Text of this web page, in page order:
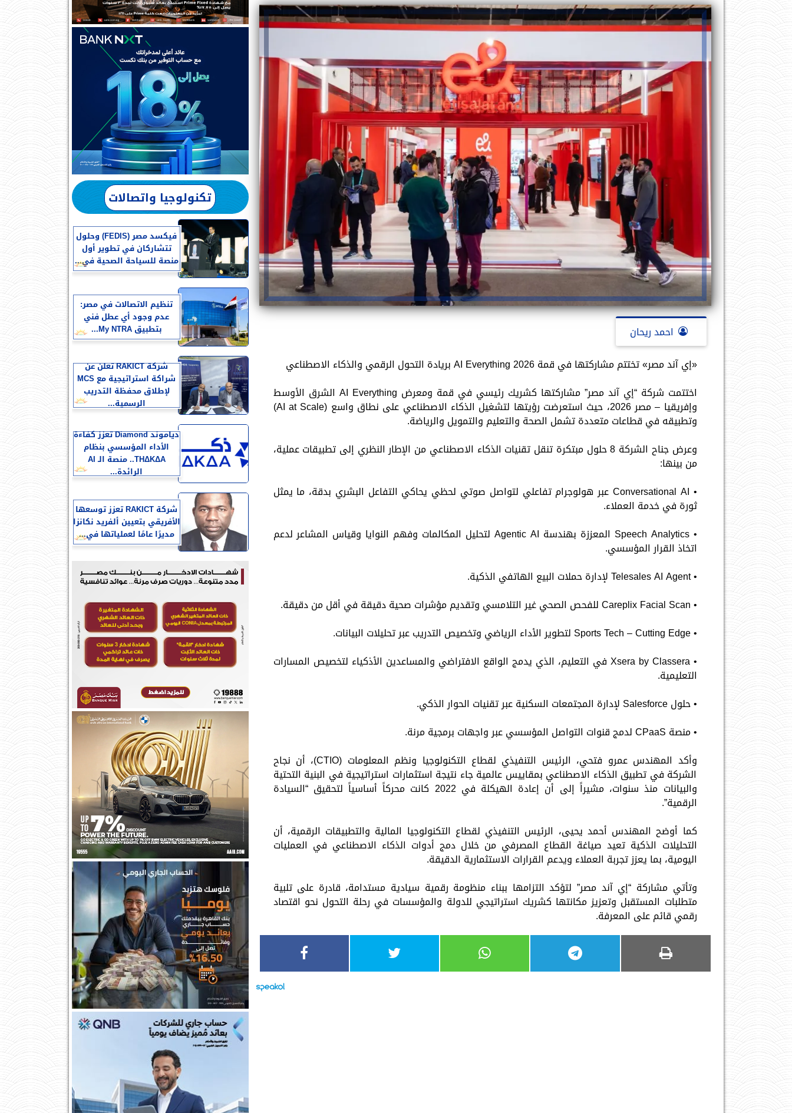
احمد ريحان
«إي آند مصر» تختتم مشاركتها في قمة AI Everything 2026 بريادة التحول الرقمي والذكاء الاصطناعي
اختتمت شركة “إي آند مصر” مشاركتها كشريك رئيسي في قمة ومعرض AI Everything الشرق الأوسط
وإفريقيا – مصر 2026، حيث استعرضت رؤيتها لتشغيل الذكاء الاصطناعي على نطاق واسع (AI at Scale)
وتطبيقه في قطاعات متعددة تشمل الصحة والتعليم والتمويل والرياضة.
وعرض جناح الشركة 8 حلول مبتكرة تنقل تقنيات الذكاء الاصطناعي من الإطار النظري إلى تطبيقات عملية،
من بينها:
• Conversational AI عبر هولوجرام تفاعلي لتواصل صوتي لحظي يحاكي التفاعل البشري بدقة، ما يمثل
ثورة في خدمة العملاء.
• Speech Analytics المعززة بهندسة Agentic AI لتحليل المكالمات وفهم النوايا وقياس المشاعر لدعم
اتخاذ القرار المؤسسي.
• Telesales AI Agent لإدارة حملات البيع الهاتفي الذكية.
• Careplix Facial Scan للفحص الصحي غير التلامسي وتقديم مؤشرات صحية دقيقة في أقل من دقيقة.
• Sports Tech – Cutting Edge لتطوير الأداء الرياضي وتخصيص التدريب عبر تحليلات البيانات.
• Xsera by Classera في التعليم، الذي يدمج الواقع الافتراضي والمساعدين الأذكياء لتخصيص المسارات
التعليمية.
• حلول Salesforce لإدارة المجتمعات السكنية عبر تقنيات الحوار الذكي.
• منصة CPaaS لدمج قنوات التواصل المؤسسي عبر واجهات برمجية مرنة.
وأكد المهندس عمرو فتحي، الرئيس التنفيذي لقطاع التكنولوجيا ونظم المعلومات (CTIO)، أن نجاح
الشركة في تطبيق الذكاء الاصطناعي بمقاييس عالمية جاء نتيجة استثمارات استراتيجية في البنية التحتية
والبيانات منذ سنوات، مشيراً إلى أن إعادة الهيكلة في 2022 كانت محركاً أساسياً لتحقيق “السيادة
الرقمية”.
كما أوضح المهندس أحمد يحيى، الرئيس التنفيذي لقطاع التكنولوجيا المالية والتطبيقات الرقمية، أن
التحليلات الذكية تعيد صياغة القطاع المصرفي من خلال دمج أدوات الذكاء الاصطناعي في العمليات
اليومية، بما يعزز تجربة العملاء ويدعم القرارات الاستثمارية الدقيقة.
وتأتي مشاركة “إي آند مصر” لتؤكد التزامها ببناء منظومة رقمية سيادية مستدامة، قادرة على تلبية
متطلبات المستقبل وتعزيز مكانتها كشريك استراتيجي للدولة والمؤسسات في رحلة التحول نحو اقتصاد
رقمي قائم على المعرفة.
تكنولوجيا واتصالات
فيكسد مصر (FEDIS) وحلول
تتشاركان في تطوير أول
منصة للسياحة الصحية في...
تنظيم الاتصالات في مصر:
عدم وجود أي عطل فني
بتطبيق My NTRA...
شركة RAKICT تعلن عن
شراكة استراتيجية مع MCS
لإطلاق محفظة التدريب
الرسمية...
دياموند Diamond تعزز كفاءة
الأداء المؤسسي بنظام
THΔKΔA.. منصة الـ AI
الرائدة...
شركة RAKICT تعزز توسعها
الأفريقي بتعيين ألفريد نكانزا
مديرًا عامًا لعملياتها في...